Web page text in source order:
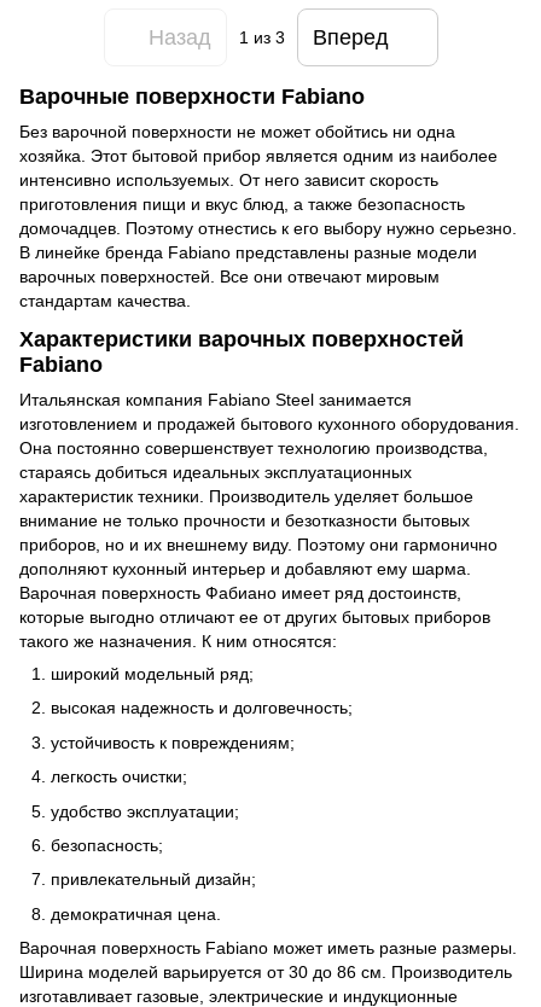
Назад 1 из 3 Вперед
Варочные поверхности Fabiano
Без варочной поверхности не может обойтись ни одна
хозяйка. Этот бытовой прибор является одним из наиболее
интенсивно используемых. От него зависит скорость
приготовления пищи и вкус блюд, а также безопасность
домочадцев. Поэтому отнестись к его выбору нужно серьезно.
В линейке бренда Fabiano представлены разные модели
варочных поверхностей. Все они отвечают мировым
стандартам качества.
Характеристики варочных поверхностей
Fabiano
Итальянская компания Fabiano Steel занимается
изготовлением и продажей бытового кухонного оборудования.
Она постоянно совершенствует технологию производства,
стараясь добиться идеальных эксплуатационных
характеристик техники. Производитель уделяет большое
внимание не только прочности и безотказности бытовых
приборов, но и их внешнему виду. Поэтому они гармонично
дополняют кухонный интерьер и добавляют ему шарма.
Варочная поверхность Фабиано имеет ряд достоинств,
которые выгодно отличают ее от других бытовых приборов
такого же назначения. К ним относятся:
широкий модельный ряд;
высокая надежность и долговечность;
устойчивость к повреждениям;
легкость очистки;
удобство эксплуатации;
безопасность;
привлекательный дизайн;
демократичная цена.
Варочная поверхность Fabiano может иметь разные размеры.
Ширина моделей варьируется от 30 до 86 см. Производитель
изготавливает газовые, электрические и индукционные